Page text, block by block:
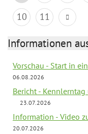
10
11
Informationen
Vorschau - Start in
06.08.2026
Bericht -
23.07.2026
Information - Video
20.07.2026